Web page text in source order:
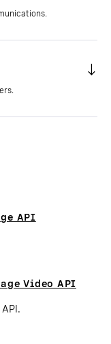
API
Video API